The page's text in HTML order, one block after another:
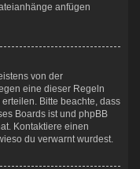
anfügen
von der
eine dieser Regeln
Bitte beachte, dass
Boards ist und phpBB
Kontaktiere einen
du verwarnt wurdest.